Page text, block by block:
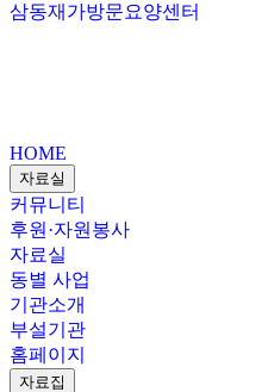
삼동재가방문요양센터
HOME
자료실
커뮤니티
후원·자원봉사
자료실
동별 사업
기관소개
부설기관
홈페이지
자료집